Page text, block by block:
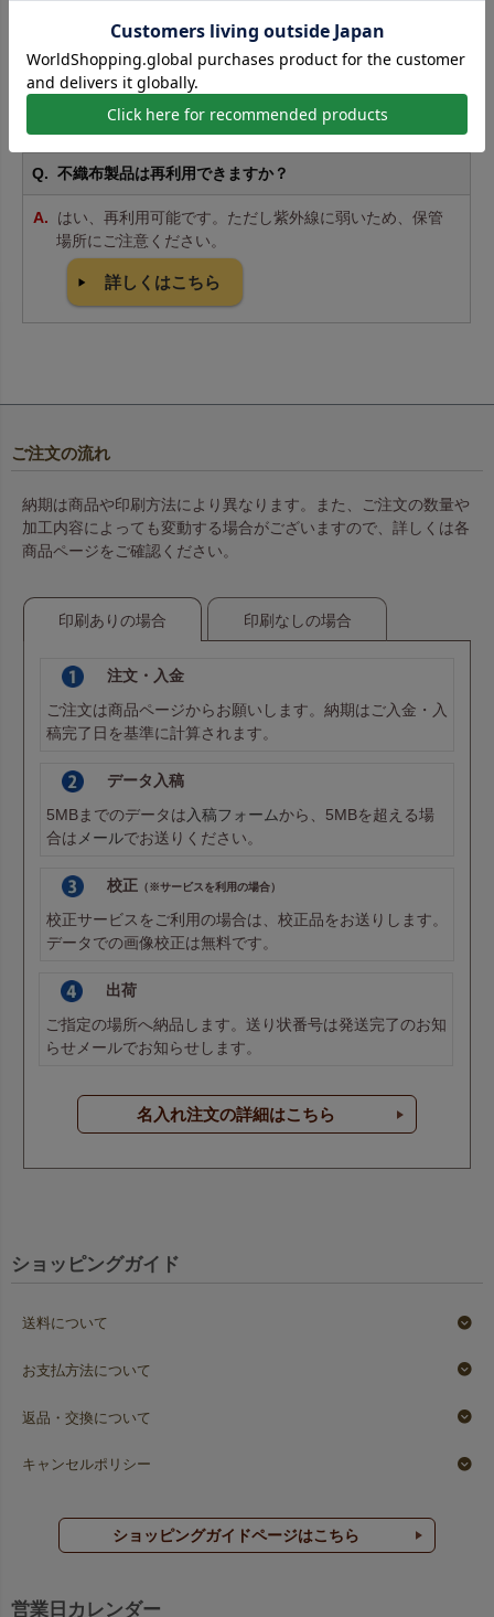
不織布製品の耐久性はどのくらいですか？
厚みにもよりますが、適切に使用すれば長期間お使いい
ただけます。繰り返し使用や、やや重い物の持ち運びにも
対応しています。
不織布製品は再利用できますか？
はい、再利用可能です。ただし紫外線に弱いため、保管
場所にご注意ください。
詳しくはこちら
ご注文の流れ
納期は商品や印刷方法により異なります。また、ご注文の数量や
加工内容によっても変動する場合がございますので、詳しくは各
商品ページをご確認ください。
印刷ありの場合 印刷なしの場合
注文・入金
ご注文は商品ページからお願いします。納期はご入金・入
稿完了日を基準に計算されます。
データ入稿
5MBまでのデータは 入稿フォームから、5MBを超える場
合は メールでお送りください。
校正 （※サービスを利用の場合）
校正サービスをご利用の場合は、校正品をお送りします。
データでの画像校正は無料です。
出荷
ご指定の場所へ納品します。送り状番号は発送完了のお知
らせメールでお知らせします。
名入れ注文の詳細はこちら
ショッピングガイド
送料について
お支払方法について
返品・交換について
キャンセルポリシー
ショッピングガイドページはこちら
営業日カレンダー